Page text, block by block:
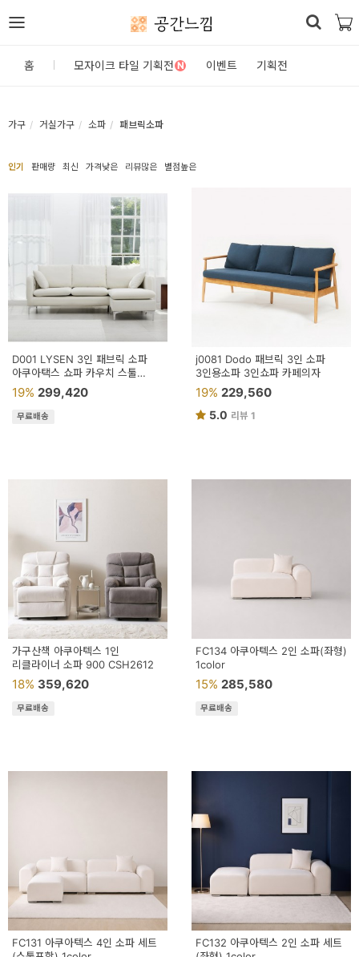
공간느낌
고
DIY
자
재/
용
품
인
테
리
어
소
품
러
블
라
인
홈 모자이크 타일 기획전 N 이벤트 기획전
가구 거실가구 소파 패브릭소파
인기 판매량 최신 가격낮은 리뷰많은 별점높은
D001 LYSEN 3인 패브릭 소파
아쿠아택스 쇼파 카우치 스툴
모듈형
19% 299,420
무료배송
j0081 Dodo 패브릭 3인 소파
3인용소파 3인쇼파 카페의자
19% 229,560
5.0 리뷰 1
가구산책 아쿠아텍스 1인
리클라이너 소파 900 CSH2612
18% 359,620
무료배송
FC134 아쿠아텍스 2인 소파(좌형)
1color
15% 285,580
무료배송
FC131 아쿠아텍스 4인 소파 세트
FC132 아쿠아텍스 2인 소파 세트